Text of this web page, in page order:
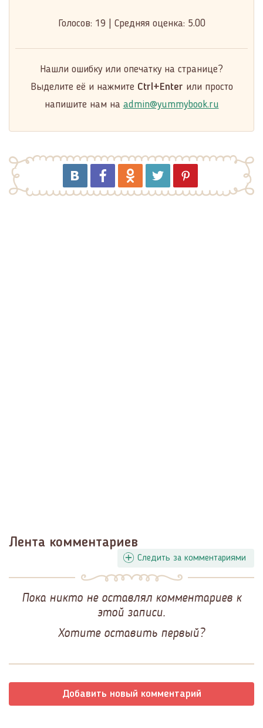
Голосов: 19 Средняя оценка: 5.00
Нашли ошибку или опечатку на странице?
Выделите её и нажмите Ctrl+Enter или просто
напишите нам на admin@yummybook.ru
Лента комментариев
Следить за комментариями
Пока никто не оставлял комментариев к
этой записи.
Хотите оставить первый?
Добавить новый комментарий